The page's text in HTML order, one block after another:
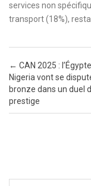
services non
transport (18%),
Post navigation
← CAN 2025 :
Nigeria vont se
bronze dans un duel
prestige